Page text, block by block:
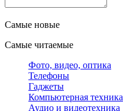
Самые новые
Самые читаемые
Фото, видео, оптика
Телефоны
Гаджеты
Компьютерная техника
Аудио и видеотехника